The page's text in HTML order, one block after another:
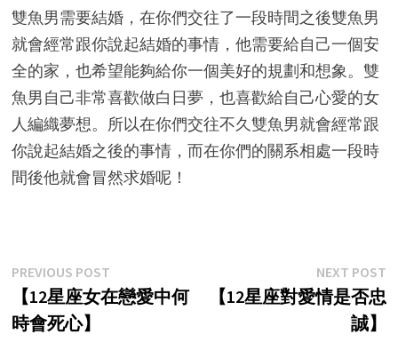
雙魚男需要結婚，在你們交往了一段時間之後雙魚男
就會經常跟你說起結婚的事情，他需要給自己一個安
全的家，也希望能夠給你一個美好的規劃和想象。雙
魚男自己非常喜歡做白日夢，也喜歡給自己心愛的女
人編織夢想。所以在你們交往不久雙魚男就會經常跟
你說起結婚之後的事情，而在你們的關系相處一段時
間後他就會冒然求婚呢！
Post
navigation
PREVIOUS POSTPrevious
post:
【12星座女在戀愛中何
時會死心】
NEXT POST
【12星座對愛情是否忠
誠】